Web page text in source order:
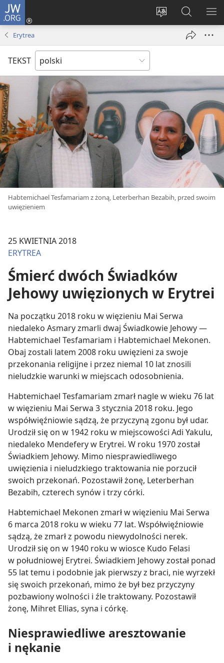
JW.ORG
Wybór
Logowanie
(opens
Szukaj
na
JW.ORG
Erytrea
TEKST
Habtemichael Tesfamariam z żoną, Leterberhan Bezabih, przed swoim
uwięzieniem
25 KWIETNIA 2018
ERYTREA
Śmierć dwóch Świadków
Jehowy uwięzionych w Erytrei
Na początku 2018 roku w więzieniu Mai Serwa
niedaleko Asmary zmarli dwaj Świadkowie Jehowy —
Habtemichael Tesfamariam i Habtemichael Mekonen.
Obaj zostali latem 2008 roku uwięzieni za swoje
przekonania religijne i przez niemal 10 lat znosili
nieludzkie warunki w miejscach odosobnienia.
Habtemichael Tesfamariam zmarł nagle w wieku 76 lat
w więzieniu Mai Serwa 3 stycznia 2018 roku. Jego
współwięźniowie sądzą, że przyczyną zgonu był udar.
Urodził się on w 1942 roku w miejscowości Adi Yakulu,
niedaleko Mendefery w Erytrei. W roku 1970 został
Świadkiem Jehowy. Mimo niesprawiedliwego
uwięzienia i nieludzkiego traktowania nie porzucił
swoich przekonań. Pozostawił żonę, Leterberhan
Bezabih, czterech synów i trzy córki.
Habtemichael Mekonen zmarł w więzieniu Mai Serwa
6 marca 2018 roku w wieku 77 lat. Współwięźniowie
sądzą, że zmarł z powodu niewydolności nerek.
Urodził się on w 1940 roku w wiosce Kudo Felasi
w południowej Erytrei. Świadkiem Jehowy został ponad
55 lat temu i podobnie jak pierwszy z braci, nie wyrzekł
się swoich przekonań, mimo że był bez przyczyny
pozbawiony wolności i źle traktowany. Pozostawił
żonę, Mihret Ellias, syna i córkę.
Niesprawiedliwe aresztowanie
i nękanie